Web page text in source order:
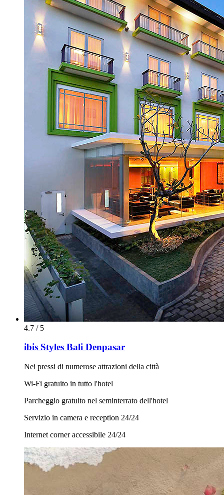
4.7 / 5
ibis Styles Bali Denpasar
Nei pressi di numerose attrazioni della città
Wi-Fi gratuito in tutto l'hotel
Parcheggio gratuito nel seminterrato dell'hotel
Servizio in camera e reception 24/24
Internet corner accessibile 24/24